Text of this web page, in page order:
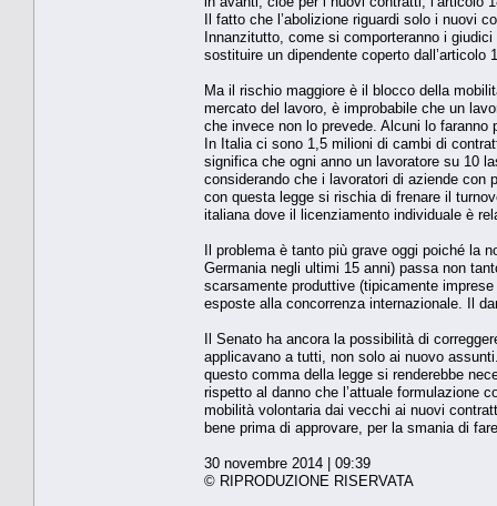
Il fatto che l’abolizione riguardi solo i nuovi
Innanzitutto, come si comporteranno i
sostituire un dipendente coperto
Ma il rischio maggiore è il blocco della
mercato del lavoro, è improbabile che un
che invece non lo prevede. Alcuni lo
In Italia ci sono 1,5 milioni di cambi di
significa che ogni anno un lavoratore su 10
considerando che i lavoratori di aziende con
con questa legge si rischia di frenare il
italiana dove il licenziamento individuale è
Il problema è tanto più grave oggi poiché la
Germania negli ultimi 15 anni) passa non
scarsamente produttive (tipicamente
esposte alla concorrenza internazionale. Il
Il Senato ha ancora la possibilità di
applicavano a tutti, non solo ai nuovo
questo comma della legge si renderebbe
rispetto al danno che l’attuale formulazione
mobilità volontaria dai vecchi ai nuovi
bene prima di approvare, per la smania di
30 novembre 2014 | 09:39
© RIPRODUZIONE RISERVATA